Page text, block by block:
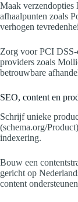
Maak
afhaalpunten zoals
verhogen
Zorg voor PCI
providers zoals
betrouwbare
SEO, content en
Schrijf unieke
(schema.org/
indexering.
Bouw een
gericht op
content